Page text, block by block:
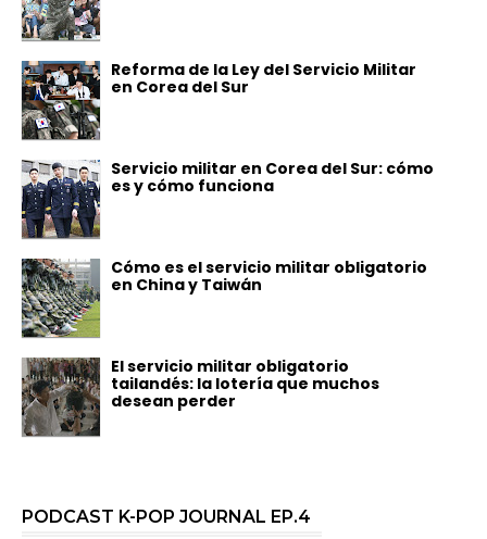
Reforma de la Ley del Servicio Militar
en Corea del Sur
Servicio militar en Corea del Sur: cómo
es y cómo funciona
Cómo es el servicio militar obligatorio
en China y Taiwán
El servicio militar obligatorio
tailandés: la lotería que muchos
desean perder
PODCAST K-POP JOURNAL EP.4